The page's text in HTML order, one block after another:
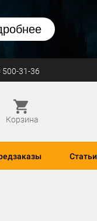
500-31-36
Корзина
Статьи